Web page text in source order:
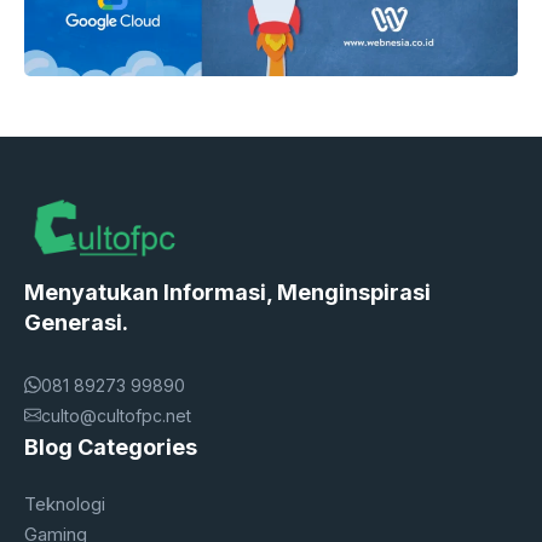
Menyatukan Informasi, Menginspirasi
Generasi.
081 89273 99890
culto@cultofpc.net
Blog Categories
Teknologi
Gaming